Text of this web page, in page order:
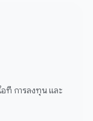
ที การลงทุน และ